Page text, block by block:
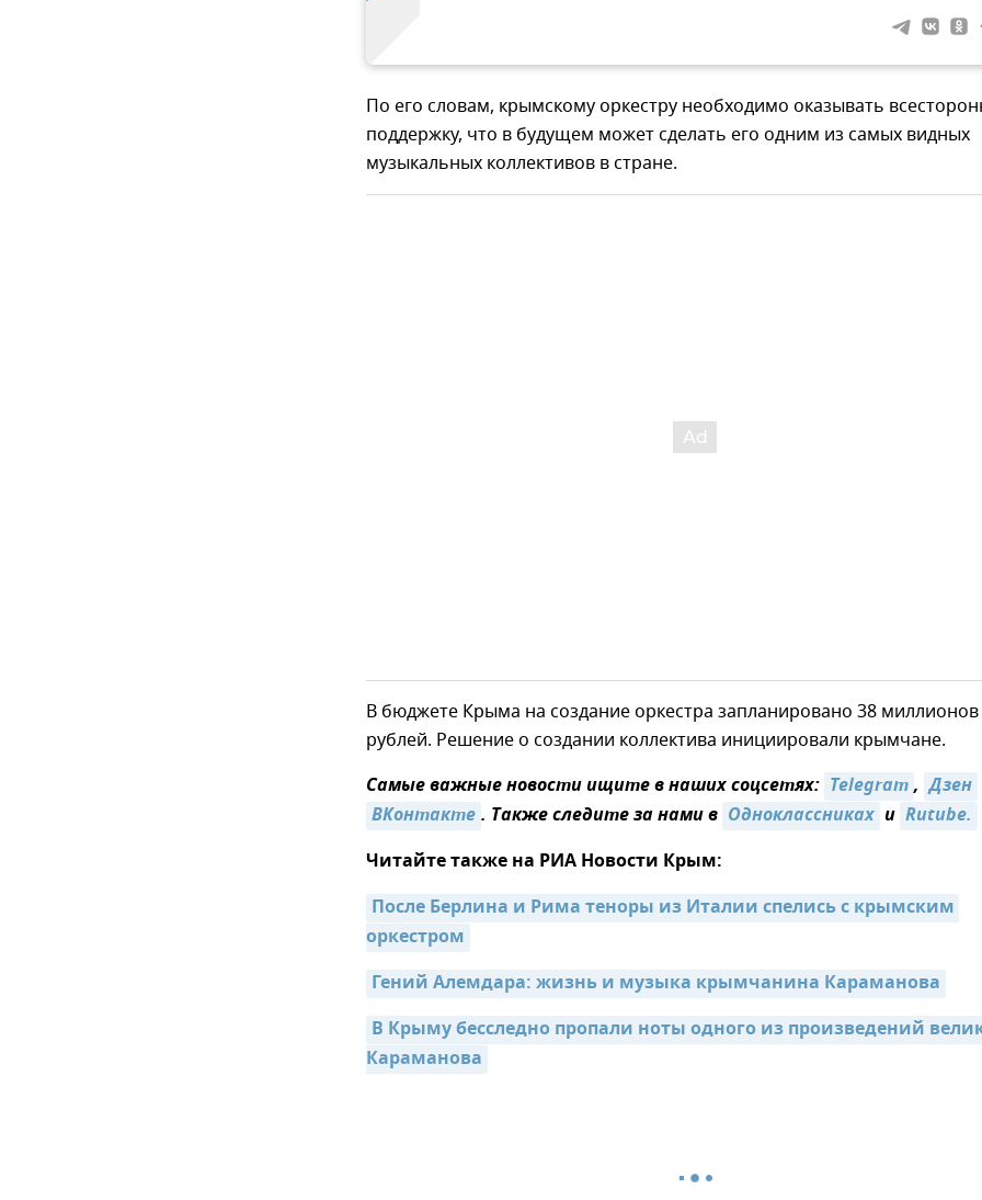
По его словам, крымскому оркестру необходимо оказывать
поддержку, что в будущем может сделать его одним из самых видных
музыкальных коллективов в стране.
В бюджете Крыма на создание оркестра запланировано 38 миллионов
рублей. Решение о создании коллектива инициировали крымчане.
Самые важные новости ищите в наших соцсетях: Telegram, Дзен
ВКонтакте. Также следите за нами в Одноклассниках и Rutube.
Читайте также на РИА Новости Крым:
После Берлина и Рима теноры из Италии спелись с крымским
оркестром
Гений Алемдара: жизнь и музыка крымчанина Караманова
В Крыму бесследно пропали ноты одного из произведений
Караманова